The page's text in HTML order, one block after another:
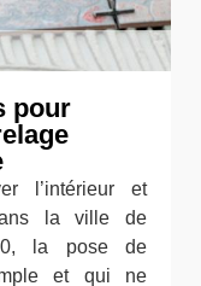
pour
l’intérieur et
la ville de
la pose de
et qui ne